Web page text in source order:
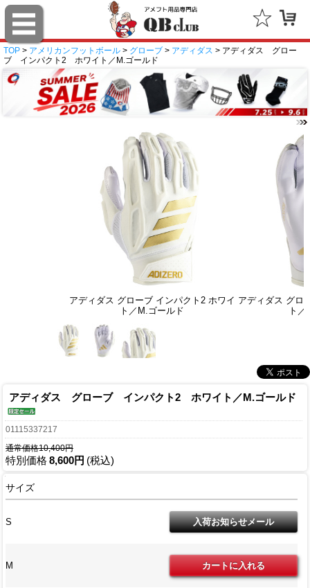
TOP > アメリカンフットボール > グローブ > アディダス > アディダス グロー
ブ インパクト2 ホワイト／M.ゴールド
アディダス グローブ インパクト2 ホワイ
ト／M.ゴールド
アディダス グロ
ト
アディダス グローブ インパクト2 ホワイト／M.ゴールド
01115337217
通常価格10,400円
特別価格 8,600円 (税込)
サイズ
S
M